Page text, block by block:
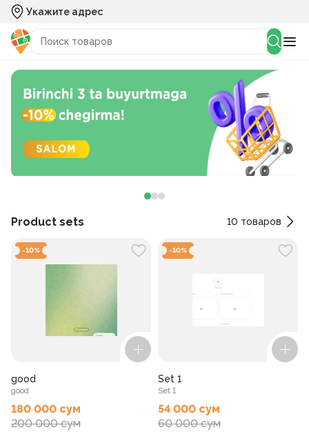
Укажите адрес
Product sets 10 товаров
-10%
good
good
180 000 сум
200 000 сум
-10%
Set 1
Set 1
54 000 сум
60 000 сум
MBG Store